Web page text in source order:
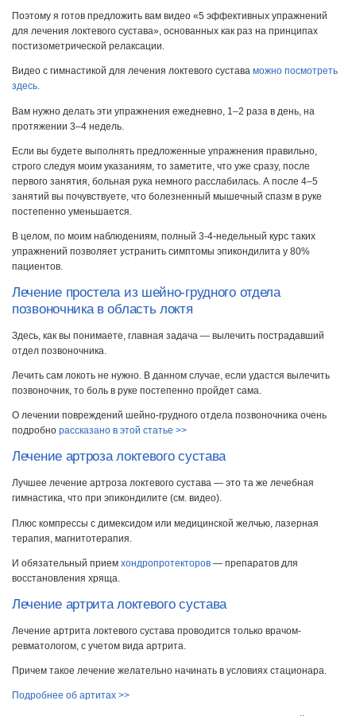
Поэтому я готов предложить вам видео «5 эффективных упражнений
для лечения локтевого сустава», основанных как раз на принципах
постизометрической релаксации.
Видео с гимнастикой для лечения локтевого сустава можно посмотреть
здесь.
Вам нужно делать эти упражнения ежедневно, 1–2 раза в день, на
протяжении 3–4 недель.
Если вы будете выполнять предложенные упражнения правильно,
строго следуя моим указаниям, то заметите, что уже сразу, после
первого занятия, больная рука немного расслабилась. А после 4–5
занятий вы почувствуете, что болезненный мышечный спазм в руке
постепенно уменьшается.
В целом, по моим наблюдениям, полный 3-4-недельный курс таких
упражнений позволяет устранить симптомы эпикондилита у 80%
пациентов.
Лечение простела из шейно-грудного отдела
позвоночника в область локтя
Здесь, как вы понимаете, главная задача — вылечить пострадавший
отдел позвоночника.
Лечить сам локоть не нужно. В данном случае, если удастся вылечить
позвоночник, то боль в руке постепенно пройдет сама.
О лечении повреждений шейно-грудного отдела позвоночника очень
подробно рассказано в этой статье >>
Лечение артроза локтевого сустава
Лучшее лечение артроза локтевого сустава — это та же лечебная
гимнастика, что при эпикондилите (см. видео).
Плюс компрессы с димексидом или медицинской желчью, лазерная
терапия, магнитотерапия.
И обязательный прием хондропротекторов — препаратов для
восстановления хряща.
Лечение артрита локтевого сустава
Лечение артрита локтевого сустава проводится только врачом-
ревматологом, с учетом вида артрита.
Причем такое лечение желательно начинать в условиях стационара.
Подробнее об артитах >>